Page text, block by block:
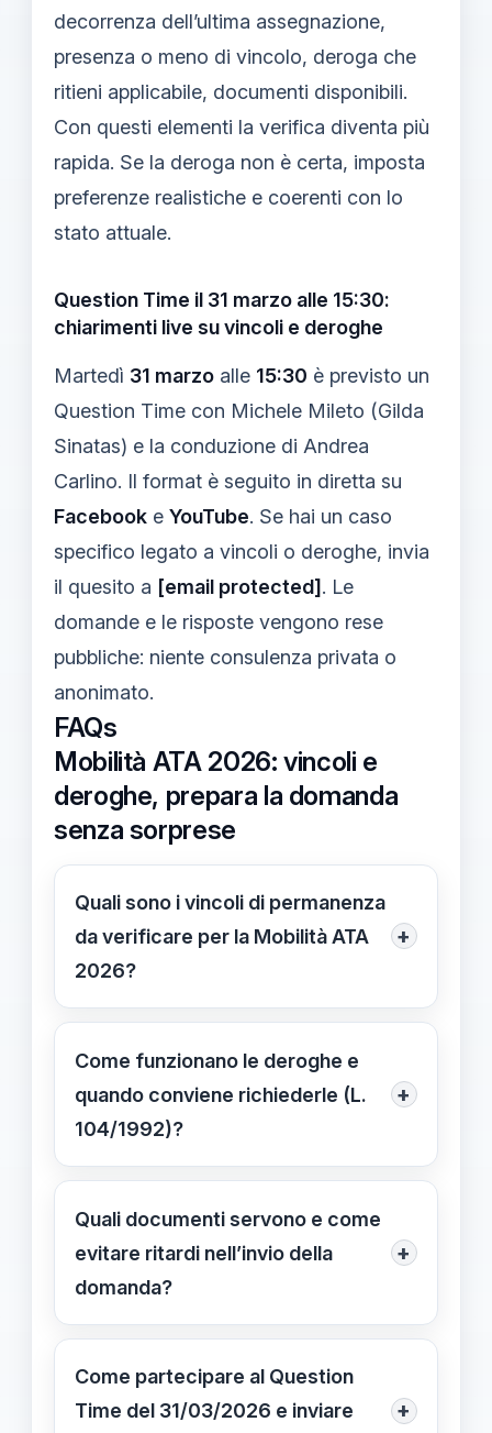
decorrenza dell’ultima assegnazione,
presenza o meno di vincolo, deroga che
ritieni applicabile, documenti disponibili.
Con questi elementi la verifica diventa più
rapida. Se la deroga non è certa, imposta
preferenze realistiche e coerenti con lo
stato attuale.
Question Time il 31 marzo alle 15:30:
chiarimenti live su vincoli e deroghe
Martedì 31 marzo alle 15:30 è previsto un
Question Time con Michele Mileto (Gilda
Sinatas) e la conduzione di Andrea
Carlino. Il format è seguito in diretta su
Facebook e YouTube. Se hai un caso
specifico legato a vincoli o deroghe, invia
il quesito a [email protected]. Le
domande e le risposte vengono rese
pubbliche: niente consulenza privata o
anonimato.
FAQs
Mobilità ATA 2026: vincoli e
deroghe, prepara la domanda
senza sorprese
Quali sono i vincoli di permanenza
da verificare per la Mobilità ATA
2026?
+
Verifica se sei ancora nel periodo di
vincolo previsto; senza deroga la
richiesta rischia di non essere
accolta. Consulta il CCNI mobilità
Come funzionano le deroghe e
quando conviene richiederle (L.
104/1992)?
+
Le deroghe riguardano condizioni di
famiglia, salute o esigenze di servizio;
l’elenco e i requisiti variano
annualmente. Consulta le istruzioni
casi ammissibili.
Quali documenti servono e come
evitare ritardi nell’invio della
domanda?
+
Prepara certificazioni, attestazioni e
dichiarazioni sostitutive aggiornate;
conserva copie con data e riferimenti.
Come partecipare al Question
Time del 31/03/2026 e inviare
+